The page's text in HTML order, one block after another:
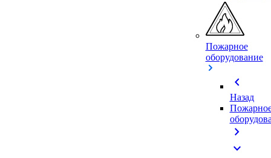
Пожарное
оборудование
chevron_left
Назад
chevron_right
expand_more